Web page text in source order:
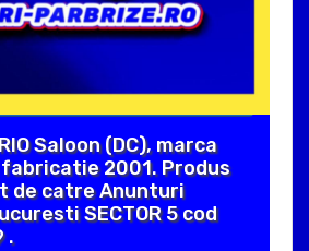
Saloon (DC), marca
fabricatie 2001. Produs
de catre Anunturi
SECTOR 5 cod
.